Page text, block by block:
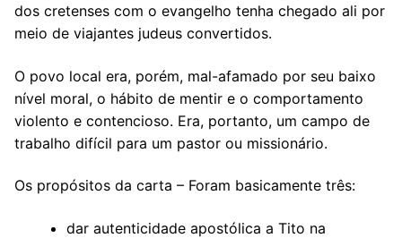
dos cretenses com o evangelho tenha chegado ali por
meio de viajantes judeus convertidos.
O povo local era, porém, mal-afamado por seu baixo
nível moral, o hábito de mentir e o comportamento
violento e contencioso. Era, portanto, um campo de
trabalho difícil para um pastor ou missionário.
Os propósitos da carta – Foram basicamente três:
dar autenticidade apostólica a Tito na